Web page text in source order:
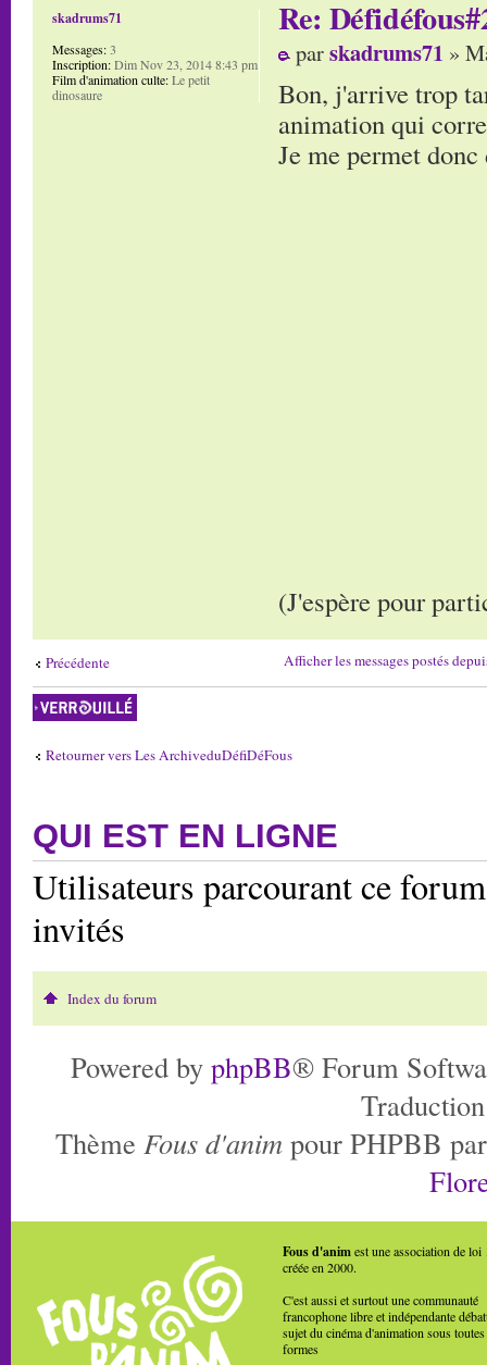
Re:
parskadrums71 »
Bon, j'arrive trop
animation qui
Je me permet
(J'espère pour
skadrums71
Messages:3
Inscription:Dim Nov 23, 2014 8:43 pm
Film d'animation culte:Le petit
dinosaure
Précédente Afficher les messages postés
Sujet verrouillé
Retourner vers Les ArchiveduDéfiDéFous
QUI EST EN LIGNE
Utilisateurs parcourant ce
invités
Index du forum
Powered by phpBB® Forum
Thème Fous d'anim pour PHPBB
Fous d'animest une association de loi
créée en 2000.
C'est aussi et surtout une communauté
francophone libre et indépendante
sujet du cinéma d'animation sous toutes
formes